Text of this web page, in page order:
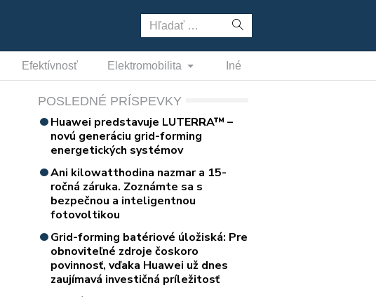
Hľadať:
Efektívnosť Elektromobilita Iné
POSLEDNÉ PRÍSPEVKY
Huawei predstavuje LUTERRA™ –
novú generáciu grid-forming
energetických systémov
Ani kilowatthodina nazmar a 15-
ročná záruka. Zoznámte sa s
bezpečnou a inteligentnou
fotovoltikou
Grid-forming batériové úložiská: Pre
obnoviteľné zdroje čoskoro
povinnosť, vďaka Huawei už dnes
zaujímavá investičná príležitosť